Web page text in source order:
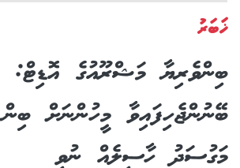
ޚަބަރު
ބިންވެރިޔާ މަޝްރޫއުގެ އޮޑިޓް:
ބޭނުންޖެހިފައިވާ މީހުންނަށް
މަގުސަދު ހާސިލެއް ނުވި